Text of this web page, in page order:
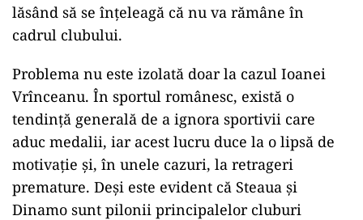
lăsând să se înțeleagă că nu va rămâne în
cadrul clubului.
Problema nu este izolată doar la cazul Ioanei
Vrînceanu. În sportul românesc, există o
tendință generală de a ignora sportivii care
aduc medalii, iar acest lucru duce la o lipsă de
motivație și, în unele cazuri, la retrageri
premature. Deși este evident că Steaua și
Dinamo sunt pilonii principalelor cluburi